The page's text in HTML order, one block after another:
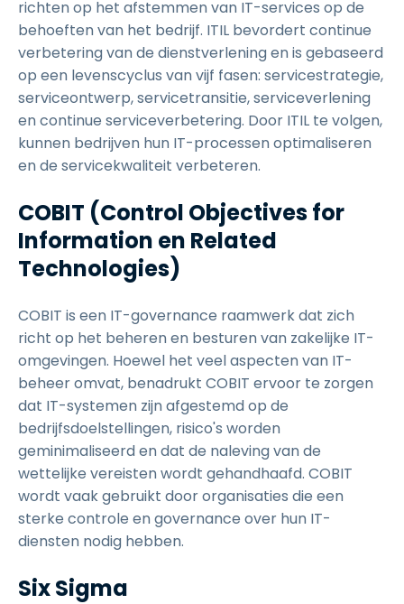
richten op het afstemmen van IT-services op de
behoeften van het bedrijf. ITIL bevordert continue
verbetering van de dienstverlening en is gebaseerd
op een levenscyclus van vijf fasen: servicestrategie,
serviceontwerp, servicetransitie, serviceverlening
en continue serviceverbetering. Door ITIL te volgen,
kunnen bedrijven hun IT-processen optimaliseren
en de servicekwaliteit verbeteren.
COBIT (Control Objectives for
Information en Related
Technologies)
COBIT is een IT-governance raamwerk dat zich
richt op het beheren en besturen van zakelijke IT-
omgevingen. Hoewel het veel aspecten van IT-
beheer omvat, benadrukt COBIT ervoor te zorgen
dat IT-systemen zijn afgestemd op de
bedrijfsdoelstellingen, risico's worden
geminimaliseerd en dat de naleving van de
wettelijke vereisten wordt gehandhaafd. COBIT
wordt vaak gebruikt door organisaties die een
sterke controle en governance over hun IT-
diensten nodig hebben.
Six Sigma